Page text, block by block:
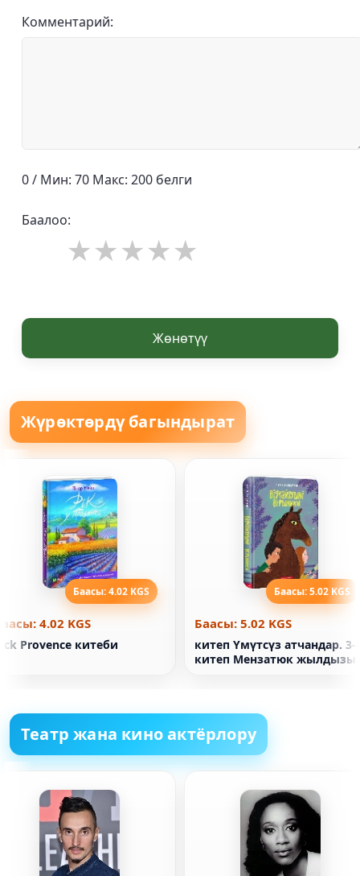
Комментарий:
0 / Мин: 70 Макс: 200 белги
Баалоо:
Жөнөтүү
Жүрөктөрдү багындырат
Баасы: 4.02 KGS
4.02 KGS
Provence китеби
Баасы: 5.02 KGS
Баасы: 5.02 KGS
китеп Үмүтсүз атчандар. 3-
китеп Мензатюк жылдызы
Театр жана кино актёрлору